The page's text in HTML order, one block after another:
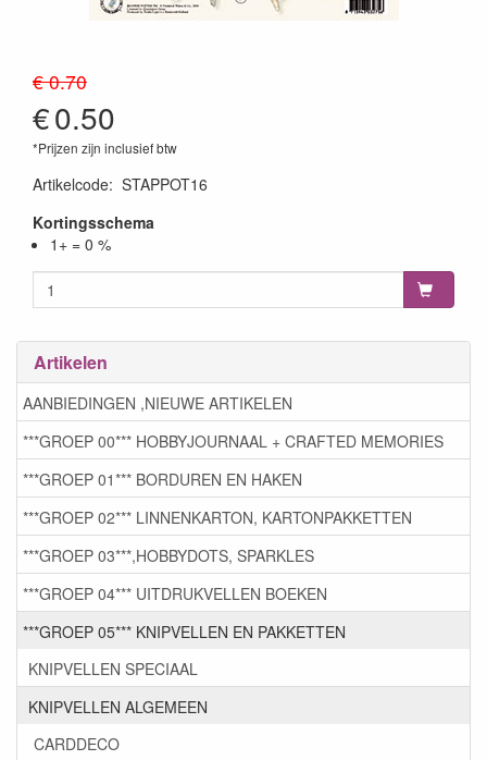
€ 0.70
€0.50
*Prijzen zijn inclusief btw
Artikelcode: STAPPOT16
Kortingsschema
1+ = 0 %
Artikelen
AANBIEDINGEN ,NIEUWE ARTIKELEN
***GROEP 00*** HOBBYJOURNAAL + CRAFTED MEMORIES
***GROEP 01*** BORDUREN EN HAKEN
***GROEP 02*** LINNENKARTON, KARTONPAKKETTEN
***GROEP 03***,HOBBYDOTS, SPARKLES
***GROEP 04*** UITDRUKVELLEN BOEKEN
***GROEP 05*** KNIPVELLEN EN PAKKETTEN
KNIPVELLEN SPECIAAL
KNIPVELLEN ALGEMEEN
CARDDECO